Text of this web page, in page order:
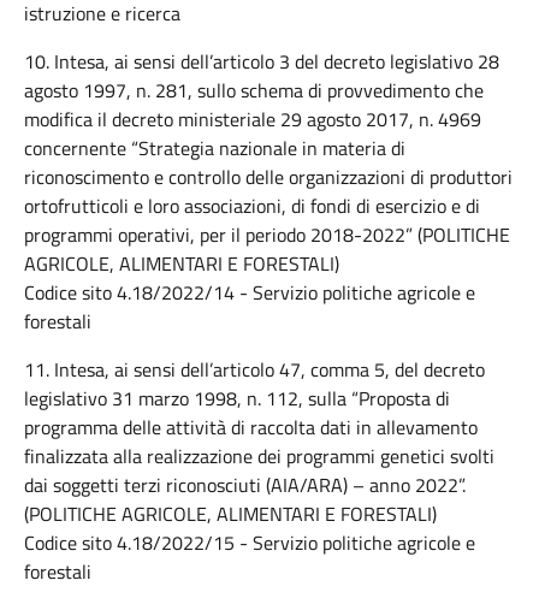
istruzione e ricerca
10. Intesa, ai sensi dell’articolo 3 del decreto legislativo 28
agosto 1997, n. 281, sullo schema di provvedimento che
modifica il decreto ministeriale 29 agosto 2017, n. 4969
concernente “Strategia nazionale in materia di
riconoscimento e controllo delle organizzazioni di produttori
ortofrutticoli e loro associazioni, di fondi di esercizio e di
programmi operativi, per il periodo 2018-2022” (POLITICHE
AGRICOLE, ALIMENTARI E FORESTALI)
Codice sito 4.18/2022/14 - Servizio politiche agricole e
forestali
11. Intesa, ai sensi dell’articolo 47, comma 5, del decreto
legislativo 31 marzo 1998, n. 112, sulla “Proposta di
programma delle attività di raccolta dati in allevamento
finalizzata alla realizzazione dei programmi genetici svolti
dai soggetti terzi riconosciuti (AIA/ARA) – anno 2022”.
(POLITICHE AGRICOLE, ALIMENTARI E FORESTALI)
Codice sito 4.18/2022/15 - Servizio politiche agricole e
forestali